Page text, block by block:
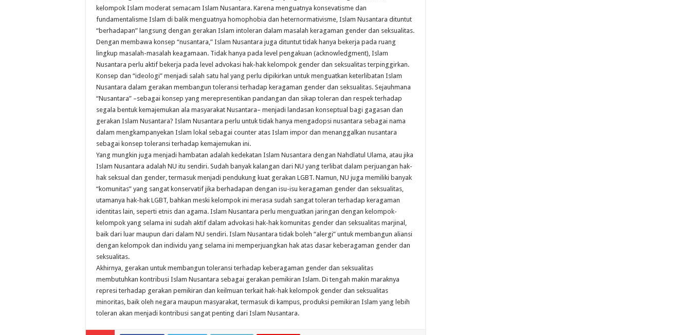
kelompok Islam moderat semacam Islam Nusantara. Karena menguatnya konsevatisme dan
fundamentalisme Islam di balik menguatnya homophobia dan heternormativisme, Islam Nusantara dituntut
“berhadapan” langsung dengan gerakan Islam intoleran dalam masalah keragaman gender dan seksualitas.
Dengan membawa konsep “nusantara,” Islam Nusantara juga dituntut tidak hanya bekerja pada ruang
lingkup masalah-masalah keagamaan. Tidak hanya pada level pengakuan (acknowledgment), Islam
Nusantara perlu aktif bekerja pada level advokasi hak-hak kelompok gender dan seksualitas terpinggirkan.
Konsep dan “ideologi” menjadi salah satu hal yang perlu dipikirkan untuk menguatkan keterlibatan Islam
Nusantara dalam gerakan membangun toleransi terhadap keragaman gender dan seksualitas. Sejauhmana
“Nusantara” –sebagai konsep yang merepresentikan pandangan dan sikap toleran dan respek terhadap
segala bentuk kemajemukan ala masyarakat Nusantara– menjadi landasan konseptual bagi gagasan dan
gerakan Islam Nusantara? Islam Nusantara perlu untuk tidak hanya mengadopsi nusantara sebagai nama
dalam mengkampanyekan Islam lokal sebagai counter atas Islam impor dan menanggalkan nusantara
sebagai konsep toleransi terhadap kemajemukan ini.
Yang mungkin juga menjadi hambatan adalah kedekatan Islam Nusantara dengan Nahdlatul Ulama, atau jika
Islam Nusantara adalah NU itu sendiri. Sudah banyak kalangan dari NU yang terlibat dalam perjuangan hak-
hak seksual dan gender, termasuk menjadi pendukung kuat gerakan LGBT. Namun, NU juga memiliki banyak
“komunitas” yang sangat konservatif jika berhadapan dengan isu-isu keragaman gender dan seksualitas,
utamanya hak-hak LGBT, bahkan meski kelompok ini merasa sudah sangat toleran terhadap keragaman
identitas lain, seperti etnis dan agama. Islam Nusantara perlu menguatkan jaringan dengan kelompok-
kelompok yang selama ini sudah aktif dalam advokasi hak-hak komunitas gender dan seksualitas marjinal,
baik dari luar maupun dari dalam NU sendiri. Islam Nusantara tidak boleh “alergi” untuk membangun aliansi
dengan kelompok dan individu yang selama ini memperjuangkan hak atas dasar keberagaman gender dan
seksualitas.
Akhirnya, gerakan untuk membangun toleransi terhadap keberagaman gender dan seksualitas
membutuhkan kontribusi Islam Nusantara sebagai gerakan pemikiran Islam. Di tengah makin maraknya
represi terhadap gerakan pemikiran dan keilmuan terkait hak-hak kelompok gender dan seksualitas
minoritas, baik oleh negara maupun masyarakat, termasuk di kampus, produksi pemikiran Islam yang lebih
toleran akan menjadi kontribusi sangat penting dari Islam Nusantara.